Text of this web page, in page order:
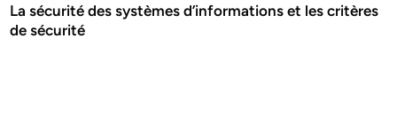
La sécurité des systèmes d’informations et les critères
de sécurité